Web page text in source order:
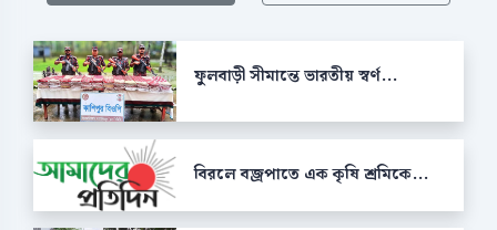
ফুলবাড়ী সীমান্তে ভারতীয় স্বর্ণ...
বিরলে বজ্রপাতে এক কৃষি শ্রমিকে...